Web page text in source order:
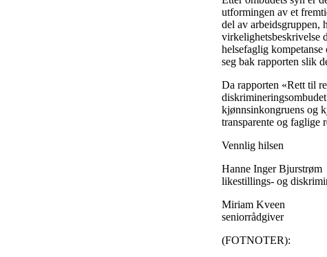
utformingen av et
del av arbeidsgruppen,
virkelighetsbeskrivelse
helsefaglig
seg bak rapporten slik
Da rapporten «Rett til
kjønnsinkongruens og
transparente og faglige
Vennlig hilsen
Hanne Inger Bjurstrøm
likestillings- og
Miriam Kveen
seniorrådgiver
(FOTNOTER):